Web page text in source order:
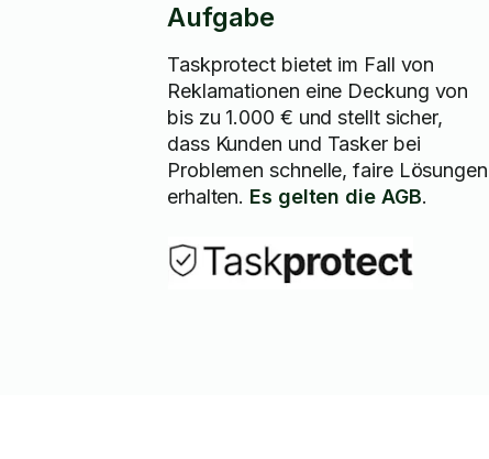
Aufgabe
Taskprotect bietet im Fall von
Reklamationen eine Deckung von
bis zu 1.000 € und stellt sicher,
dass Kunden und Tasker bei
Problemen schnelle, faire Lösungen
erhalten. Es gelten die AGB.